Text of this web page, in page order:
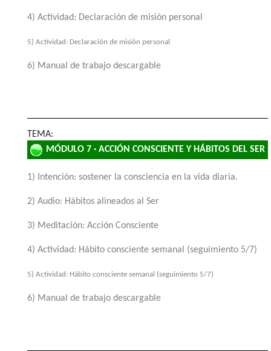
4) Actividad: Declaración de misión personal
5) Actividad: Declaración de misión personal
6) Manual de trabajo descargable
TEMA:
MÓDULO 7 · ACCIÓN CONSCIENTE Y HÁBITOS DEL SER
1) Intención: sostener la consciencia en la vida diaria.
2) Audio: Hábitos alineados al Ser
3) Meditación: Acción Consciente
4) Actividad: Hábito consciente semanal (seguimiento 5/7)
5) Actividad: Hábito consciente semanal (seguimiento 5/7)
6) Manual de trabajo descargable